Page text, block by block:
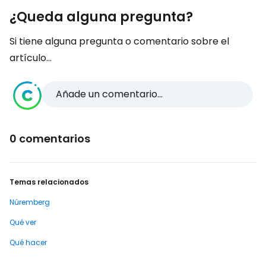
¿Queda alguna pregunta?
Si tiene alguna pregunta o comentario sobre el
artículo...
Añade un comentario...
0 comentarios
Temas relacionados
Núremberg
Qué ver
Qué hacer